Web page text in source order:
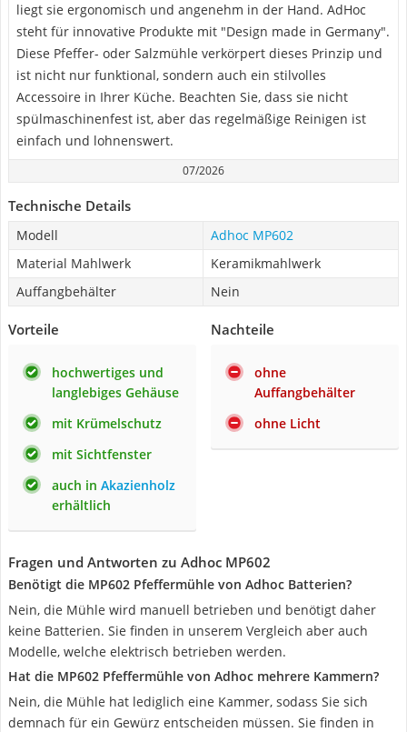
liegt sie ergonomisch und angenehm in der Hand. AdHoc
steht für innovative Produkte mit "Design made in Germany".
Diese Pfeffer- oder Salzmühle verkörpert dieses Prinzip und
ist nicht nur funktional, sondern auch ein stilvolles
Accessoire in Ihrer Küche. Beachten Sie, dass sie nicht
spülmaschinenfest ist, aber das regelmäßige Reinigen ist
einfach und lohnenswert.
07/2026
Technische Details
Modell
Adhoc MP602
Material Mahlwerk
Keramikmahlwerk
Auffangbehälter
Nein
Vorteile
hochwertiges und
langlebiges Gehäuse
mit Krümelschutz
mit Sichtfenster
auch in Akazienholz
erhältlich
Nachteile
ohne
Auffangbehälter
ohne Licht
Fragen und Antworten zu Adhoc MP602
Benötigt die MP602 Pfeffermühle von Adhoc Batterien?
Nein, die Mühle wird manuell betrieben und benötigt daher
keine Batterien. Sie finden in unserem Vergleich aber auch
Modelle, welche elektrisch betrieben werden.
Hat die MP602 Pfeffermühle von Adhoc mehrere Kammern?
Nein, die Mühle hat lediglich eine Kammer, sodass Sie sich
demnach für ein Gewürz entscheiden müssen. Sie finden in